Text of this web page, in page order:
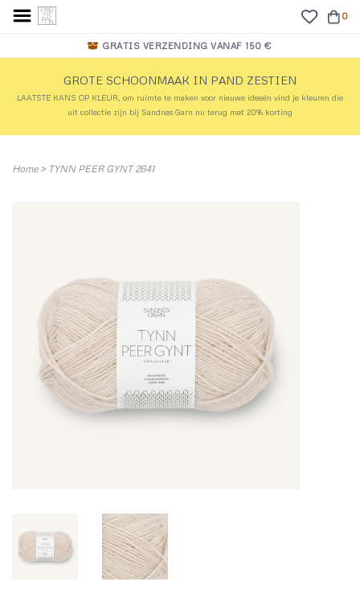
0
GRATIS VERZENDING VANAF 150 €
GROTE SCHOONMAAK IN PAND ZESTIEN
LAATSTE KANS OP KLEUR, om ruimte te maken voor nieuwe ideeën vind je kleuren die
uit collectie zijn bij Sandnes Garn nu terug met 20% korting
Home> TYNN PEER GYNT 2641